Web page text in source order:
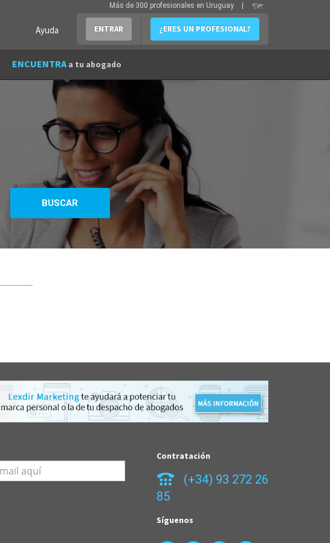
Ayuda ENTRAR ¿ERES UN PROFESIONAL?
Más de 300 profesionales en Uruguay
ENCUENTRA a tu abogado
Contratación
(+34) 93 272 26
85
Síguenos